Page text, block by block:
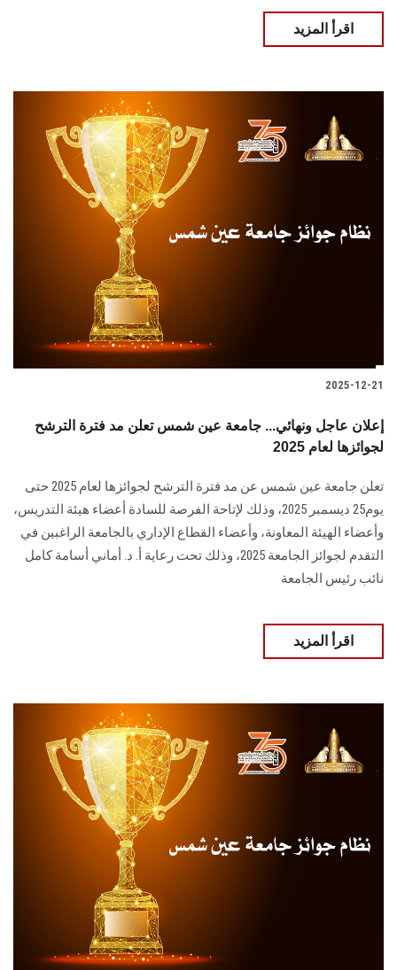
اقرأ المزيد
2025-12-21
إعلان عاجل ونهائي... جامعة عين شمس تعلن مد فترة الترشح
لجوائزها لعام 2025
تعلن جامعة عين شمس عن مد فترة الترشح لجوائزها لعام 2025 حتى
يوم25 ديسمبر 2025، وذلك لإتاحة الفرصة للسادة أعضاء هيئة التدريس،
وأعضاء الهيئة المعاونة، وأعضاء القطاع الإداري بالجامعة الراغبين في
التقدم لجوائز الجامعة 2025، وذلك تحت رعاية أ. د. أماني أسامة كامل
نائب رئيس الجامعة
اقرأ المزيد